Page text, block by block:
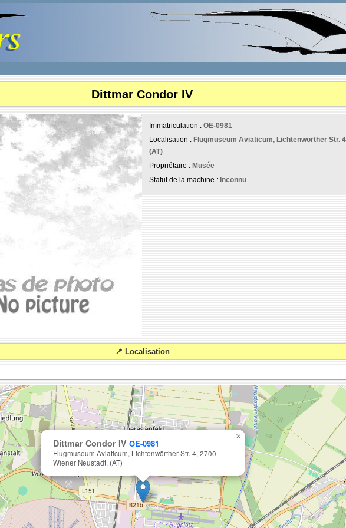
Dittmar Condor IV
Immatriculation : OE-0981
Localisation : Flugmuseum Aviaticum, Lichtenwörther Str.
(AT)
Propriétaire : Musée
Statut de la machine : Inconnu
📍 Localisation
Dittmar Condor IV OE-0981
Flugmuseum Aviaticum, Lichtenwörther Str. 4, 2700
Wiener Neustadt, (AT)
×